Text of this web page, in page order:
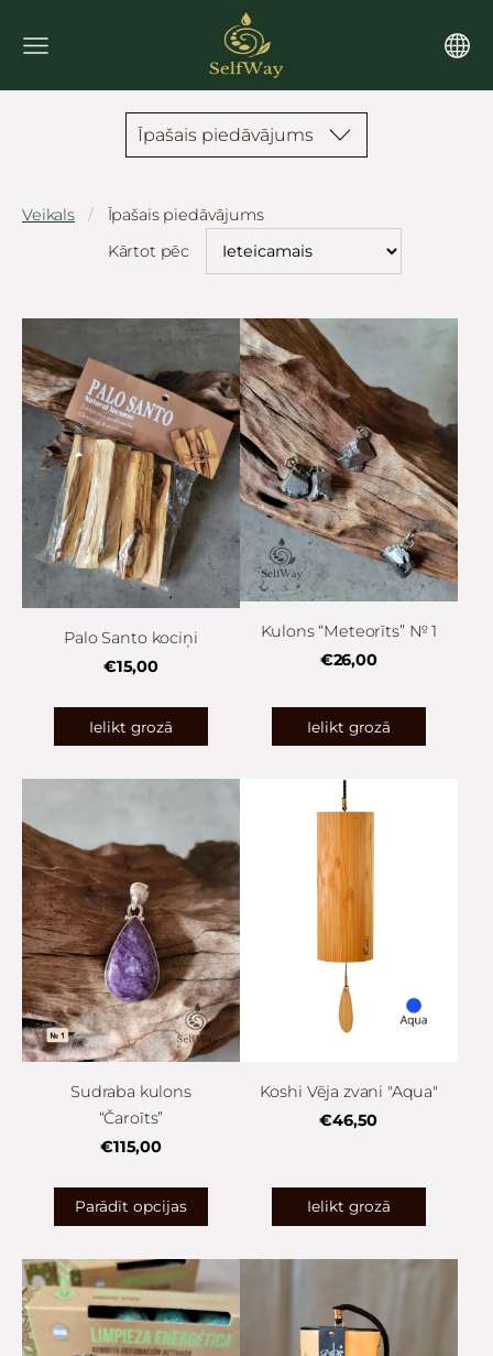
Īpašais piedāvājums
Veikals
Īpašais piedāvājums
Kārtot pēc
Palo Santo kociņi
€15,00
Ielikt grozā
Kulons “Meteorīts” № 1
€26,00
Ielikt grozā
Sudraba kulons
“Čaroīts”
€115,00
Parādīt opcijas
Koshi Vēja zvani "Aqua"
€46,50
Ielikt grozā